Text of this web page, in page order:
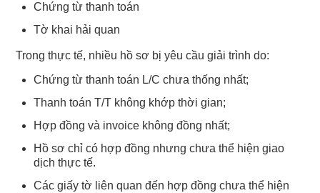
Chứng từ thanh toán
Tờ khai hải quan
Trong thực tế, nhiều hồ sơ bị yêu cầu giải trình do:
Chứng từ thanh toán L/C chưa thống nhất;
Thanh toán T/T không khớp thời gian;
Hợp đồng và invoice không đồng nhất;
Hồ sơ chỉ có hợp đồng nhưng chưa thể hiện giao
dịch thực tế.
Các giấy tờ liên quan đến hợp đồng chưa thể hiện